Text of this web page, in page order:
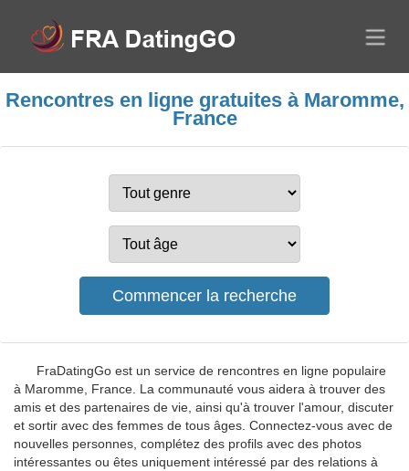
Rencontres en ligne gratuites à Maromme,
France
FraDatingGo est un service de rencontres en ligne populaire
à Maromme, France. La communauté vous aidera à trouver des
amis et des partenaires de vie, ainsi qu'à trouver l'amour, discuter
et sortir avec des femmes de tous âges. Connectez-vous avec de
nouvelles personnes, complétez des profils avec des photos
intéressantes ou êtes uniquement intéressé par des relations à